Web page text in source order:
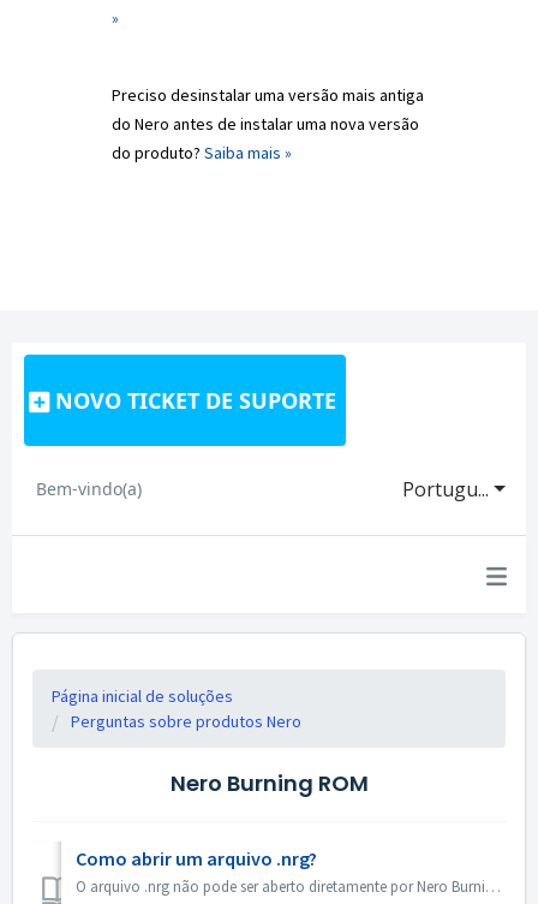
»
Preciso desinstalar uma versão mais antiga
do Nero antes de instalar uma nova versão
do produto? Saiba mais »
NOVO TICKET DE SUPORTE
Portugu...
Bem-vindo(a)
Página inicial de soluções
Perguntas sobre produtos Nero
Nero Burning ROM
Como abrir um arquivo .nrg?
O arquivo .nrg não pode ser aberto diretamente por Nero Burning ROM. Você pode queimar seu arquivo .nrg em disco por Nero Burning ROM. Ou usar o software d...